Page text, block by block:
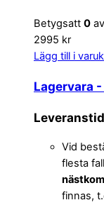
Betygsatt 0
2995 kr
Lägg till i
Lagervara -
Vid
flesta
finnas,